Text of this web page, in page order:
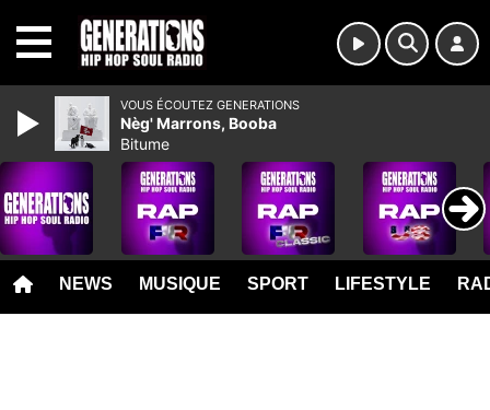
NEWS MUSIQUE SPORT LIFESTYLE
VOUS ÉCOUTEZ GENERATIONS
Nèg' Marrons, Booba
Bitume